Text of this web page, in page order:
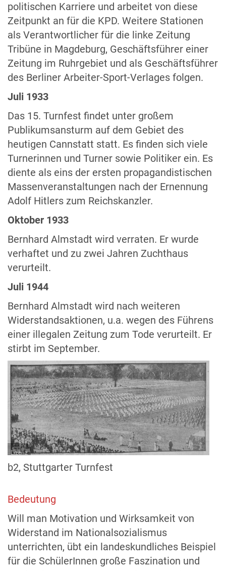
politischen Karriere und arbeitet von diese
Zeitpunkt an für die KPD. Weitere Stationen
als Verantwortlicher für die linke Zeitung
Tribüne in Magdeburg, Geschäftsführer einer
Zeitung im Ruhrgebiet und als Geschäftsführer
des Berliner Arbeiter-Sport-Verlages folgen.
Juli 1933
Das 15. Turnfest findet unter großem
Publikumsansturm auf dem Gebiet des
heutigen Cannstatt statt. Es finden sich viele
Turnerinnen und Turner sowie Politiker ein. Es
diente als eins der ersten propagandistischen
Massenveranstaltungen nach der Ernennung
Adolf Hitlers zum Reichskanzler.
Oktober 1933
Bernhard Almstadt wird verraten. Er wurde
verhaftet und zu zwei Jahren Zuchthaus
verurteilt.
Juli 1944
Bernhard Almstadt wird nach weiteren
Widerstandsaktionen, u.a. wegen des Führens
einer illegalen Zeitung zum Tode verurteilt. Er
stirbt im September.
Lizenz
b2, Stuttgarter Turnfest
Bedeutung
Will man Motivation und Wirksamkeit von
Widerstand im Nationalsozialismus
unterrichten, übt ein landeskundliches Beispiel
für die SchülerInnen große Faszination und